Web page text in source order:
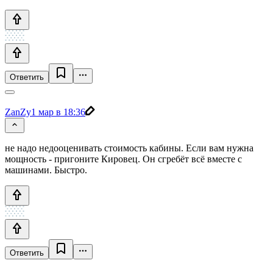
Ответить
ZanZy1 мар в 18:36
не надо недооценивать стоимость кабины. Если вам нужна
мощность - пригоните Кировец. Он сгребёт всё вместе с
машинами. Быстро.
Ответить